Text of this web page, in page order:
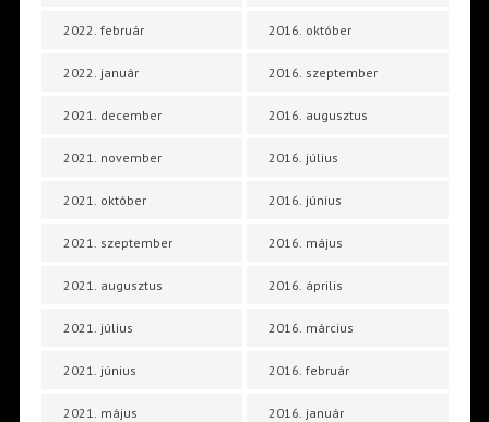
2022. február
2022. január
2021. december
2021. november
2021. október
2021. szeptember
2021. augusztus
2021. július
2021. június
2021. május
2016. október
2016. szeptember
2016. augusztus
2016. július
2016. június
2016. május
2016. április
2016. március
2016. február
2016. január